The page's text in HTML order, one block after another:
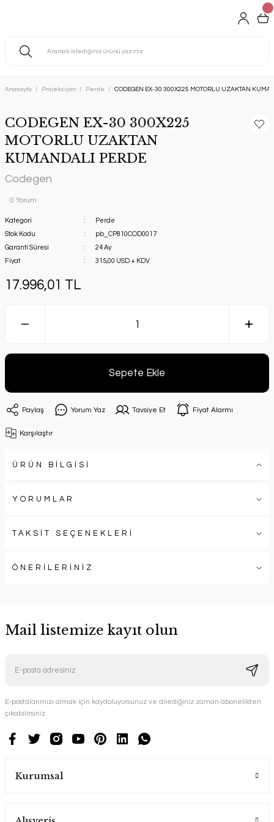
Anasayfa Projeksiyon Perde CODEGEN EX-30 300X225 MOTORLU UZAKTAN
CODEGEN EX-30 300X225
MOTORLU UZAKTAN
KUMANDALI PERDE
Codegen
0 Yorum
Kategori
Perde
Stok Kodu
pb_CP810COD0017
Garanti Süresi
24 Ay
Fiyat
315,00 USD + KDV
17.996,01 TL
Sepete Ekle
Paylaş Yorum Yaz Tavsiye Et Fiyat Alarmı
Karşılaştır
ÜRÜN BİLGİSİ
YORUMLAR
TAKSİT SEÇENEKLERİ
ÖNERİLERİNİZ
Mail listemize kayıt olun
E-postalarımızı almak için kaydoluyorsunuz ve dilediğiniz zaman abonelikten
çıkabilirsiniz.
Kurumsal